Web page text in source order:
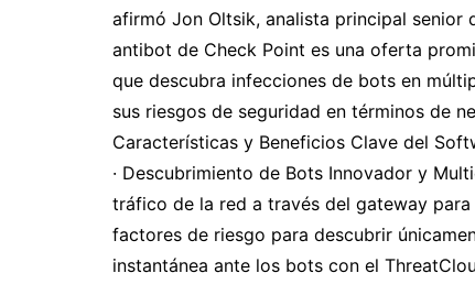
afirmó Jon Oltsik, analista principal senior
antibot de Check Point es una oferta
que descubra infecciones de bots en
sus riesgos de seguridad en términos de
Características y Beneficios Clave del
· Descubrimiento de Bots Innovador y
tráfico de la red a través del gateway
factores de riesgo para descubrir
instantánea ante los bots con el